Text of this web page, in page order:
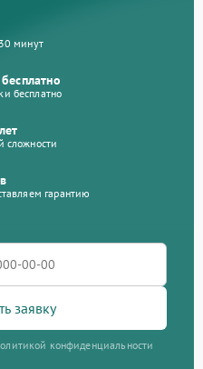
минут
бесплатно
сложности
гарантию
заявку
конфиденциальности